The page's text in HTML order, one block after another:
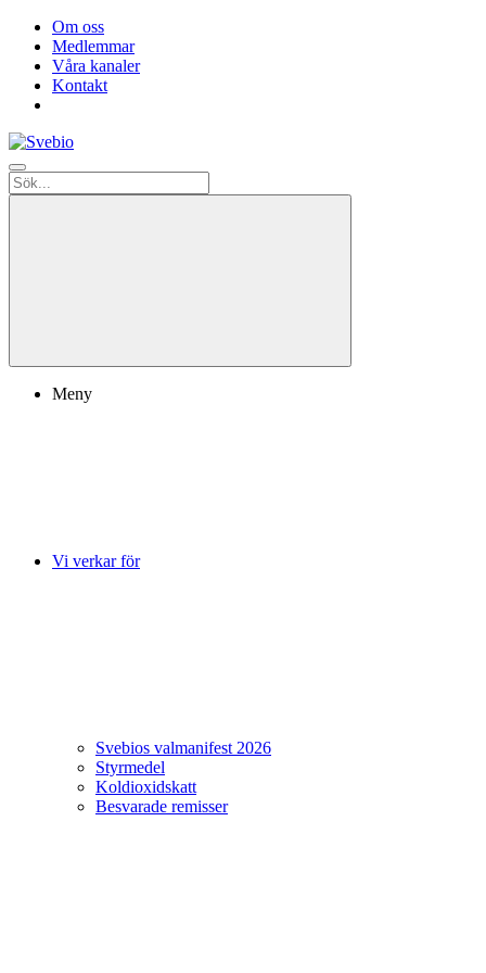
Om oss
Medlemmar
Våra kanaler
Kontakt
Meny
Vi verkar för
Svebios valmanifest 2026
Styrmedel
Koldioxidskatt
Besvarade remisser